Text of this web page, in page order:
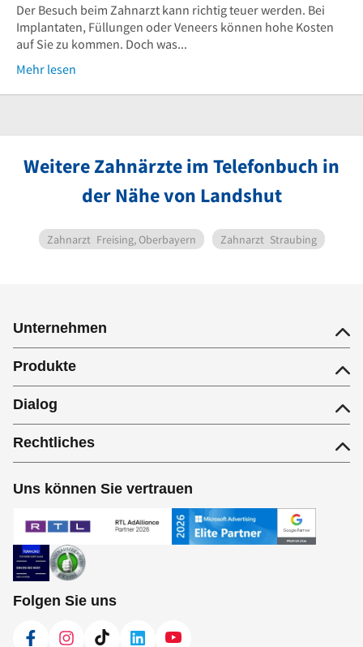
Der Besuch beim Zahnarzt kann richtig teuer werden. Bei
Implantaten, Füllungen oder Veneers können hohe Kosten
auf Sie zu kommen. Doch was...
Mehr lesen
Weitere Zahnärzte im Telefonbuch in
der Nähe von Landshut
Zahnarzt Freising, Oberbayern Zahnarzt Straubing
Unternehmen
Produkte
Dialog
Rechtliches
Uns können Sie vertrauen
Folgen Sie uns